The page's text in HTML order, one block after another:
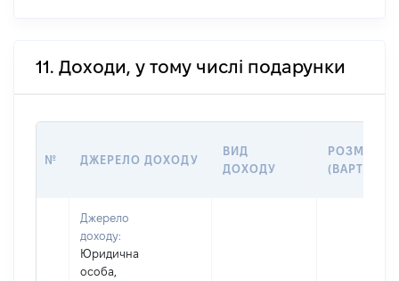
11. Доходи, у тому числі подарунки
№ ДЖЕРЕЛО ДОХОДУ
ВИД
ДОХОДУ
РОЗМІР
(ВАРТІСТЬ)
Джерело
доходу:
Юридична
особа,